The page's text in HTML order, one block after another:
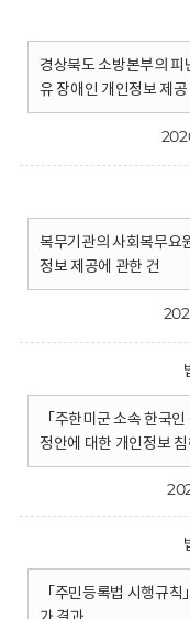
경상북도 소방본부의
유 장애인 개인정보 제
복무기관의 사회복무요
정보 제공에 관한 건
「주한미군 소속 한국
정안에 대한 개인정보
「주민등록법 시행규